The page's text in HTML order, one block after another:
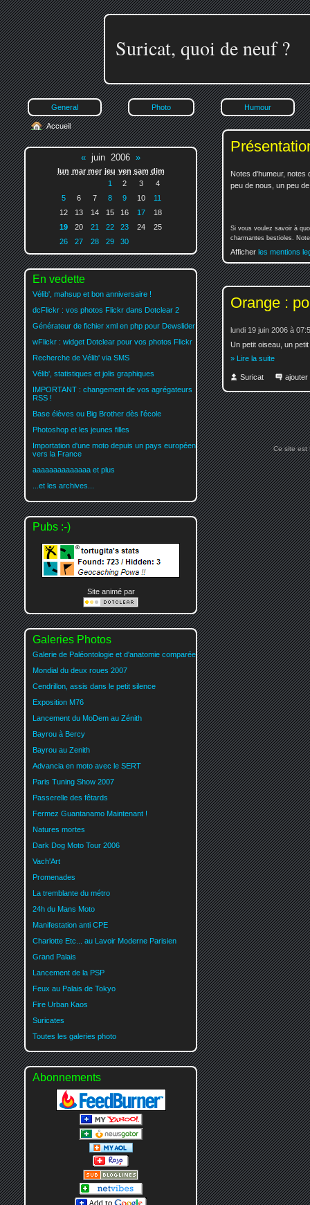
Suricat, quoi de neuf ?
General Photo Humour
Notes d'humeur, notes
peu de nous, un peu
Si vous voulez savoir à
charmantes bestioles.
Afficher les mentions
Orange :
lundi 19 juin 2006 à
Un petit oiseau, un
» Lire la suite
Suricat ajouter
Accueil
« juin 2006 »
lun mar mer jeu ven sam dim
1
2 3
4
5
6 7 8 9 10
11
12
13 14 15 16 17
18
19
20 21 22 23 24
25
26
27 28 29 30
En vedette
Vélib', mahsup et bon anniversaire !
dcFlickr : vos photos Flickr dans Dotclear 2
Générateur de fichier xml en php pour Dewslider
wFlickr : widget Dotclear pour vos photos Flickr
Recherche de Vélib' via SMS
Vélib', statistiques et jolis graphiques
IMPORTANT : changement de vos agrégateurs
RSS !
Base élèves ou Big Brother dès l'école
Photoshop et les jeunes filles
Importation d'une moto depuis un pays européen
vers la France
aaaaaaaaaaaaaa et plus
...et les archives...
Pubs :-)
Site animé par
Galeries Photos
Galerie de Paléontologie et d'anatomie comparée
Mondial du deux roues 2007
Cendrillon, assis dans le petit silence
Exposition M76
Lancement du MoDem au Zénith
Bayrou à Bercy
Bayrou au Zenith
Advancia en moto avec le SERT
Paris Tuning Show 2007
Passerelle des fêtards
Fermez Guantanamo Maintenant !
Natures mortes
Dark Dog Moto Tour 2006
Vach'Art
Promenades
La tremblante du métro
24h du Mans Moto
Manifestation anti CPE
Charlotte Etc... au Lavoir Moderne Parisien
Grand Palais
Lancement de la PSP
Feux au Palais de Tokyo
Fire Urban Kaos
Suricates
Toutes les galeries photo
Abonnements
Ce site est